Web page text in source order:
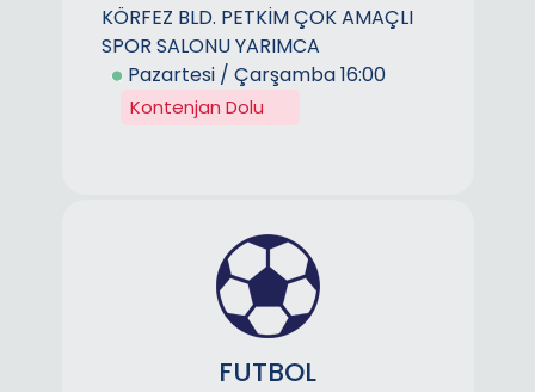
KÖRFEZ BLD. PETKİM ÇOK AMAÇLI
SPOR SALONU YARIMCA
Pazartesi / Çarşamba 16:00
Kontenjan Dolu
FUTBOL